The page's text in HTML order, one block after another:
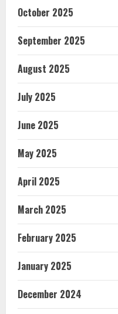
October 2025
September 2025
August 2025
July 2025
June 2025
May 2025
April 2025
March 2025
February 2025
January 2025
December 2024